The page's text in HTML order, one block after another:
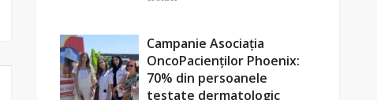
Campanie Asociația
OncoPacienților Phoenix:
70% din persoanele
testate dermatologic